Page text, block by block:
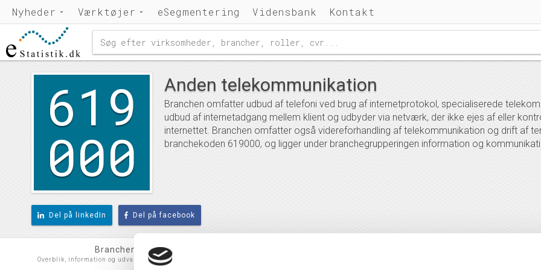
Nyheder Værktøjer eSegmentering Vidensbank Kontakt
619
000
Anden telekommunikation
Branchen omfatter udbud af telefoni ved brug af internetprotokol, specialiserede
udbud af internetadgang mellem klient og udbyder via netværk, der ikke ejes af eller
internettet. Branchen omfatter også videreforhandling af telekommunikation og drift af
branchekoden 619000, og ligger under branchegrupperingen information og
Del på linkedIn Del på facebook
Branchen
Overblik, information og udvalgte virksomheder